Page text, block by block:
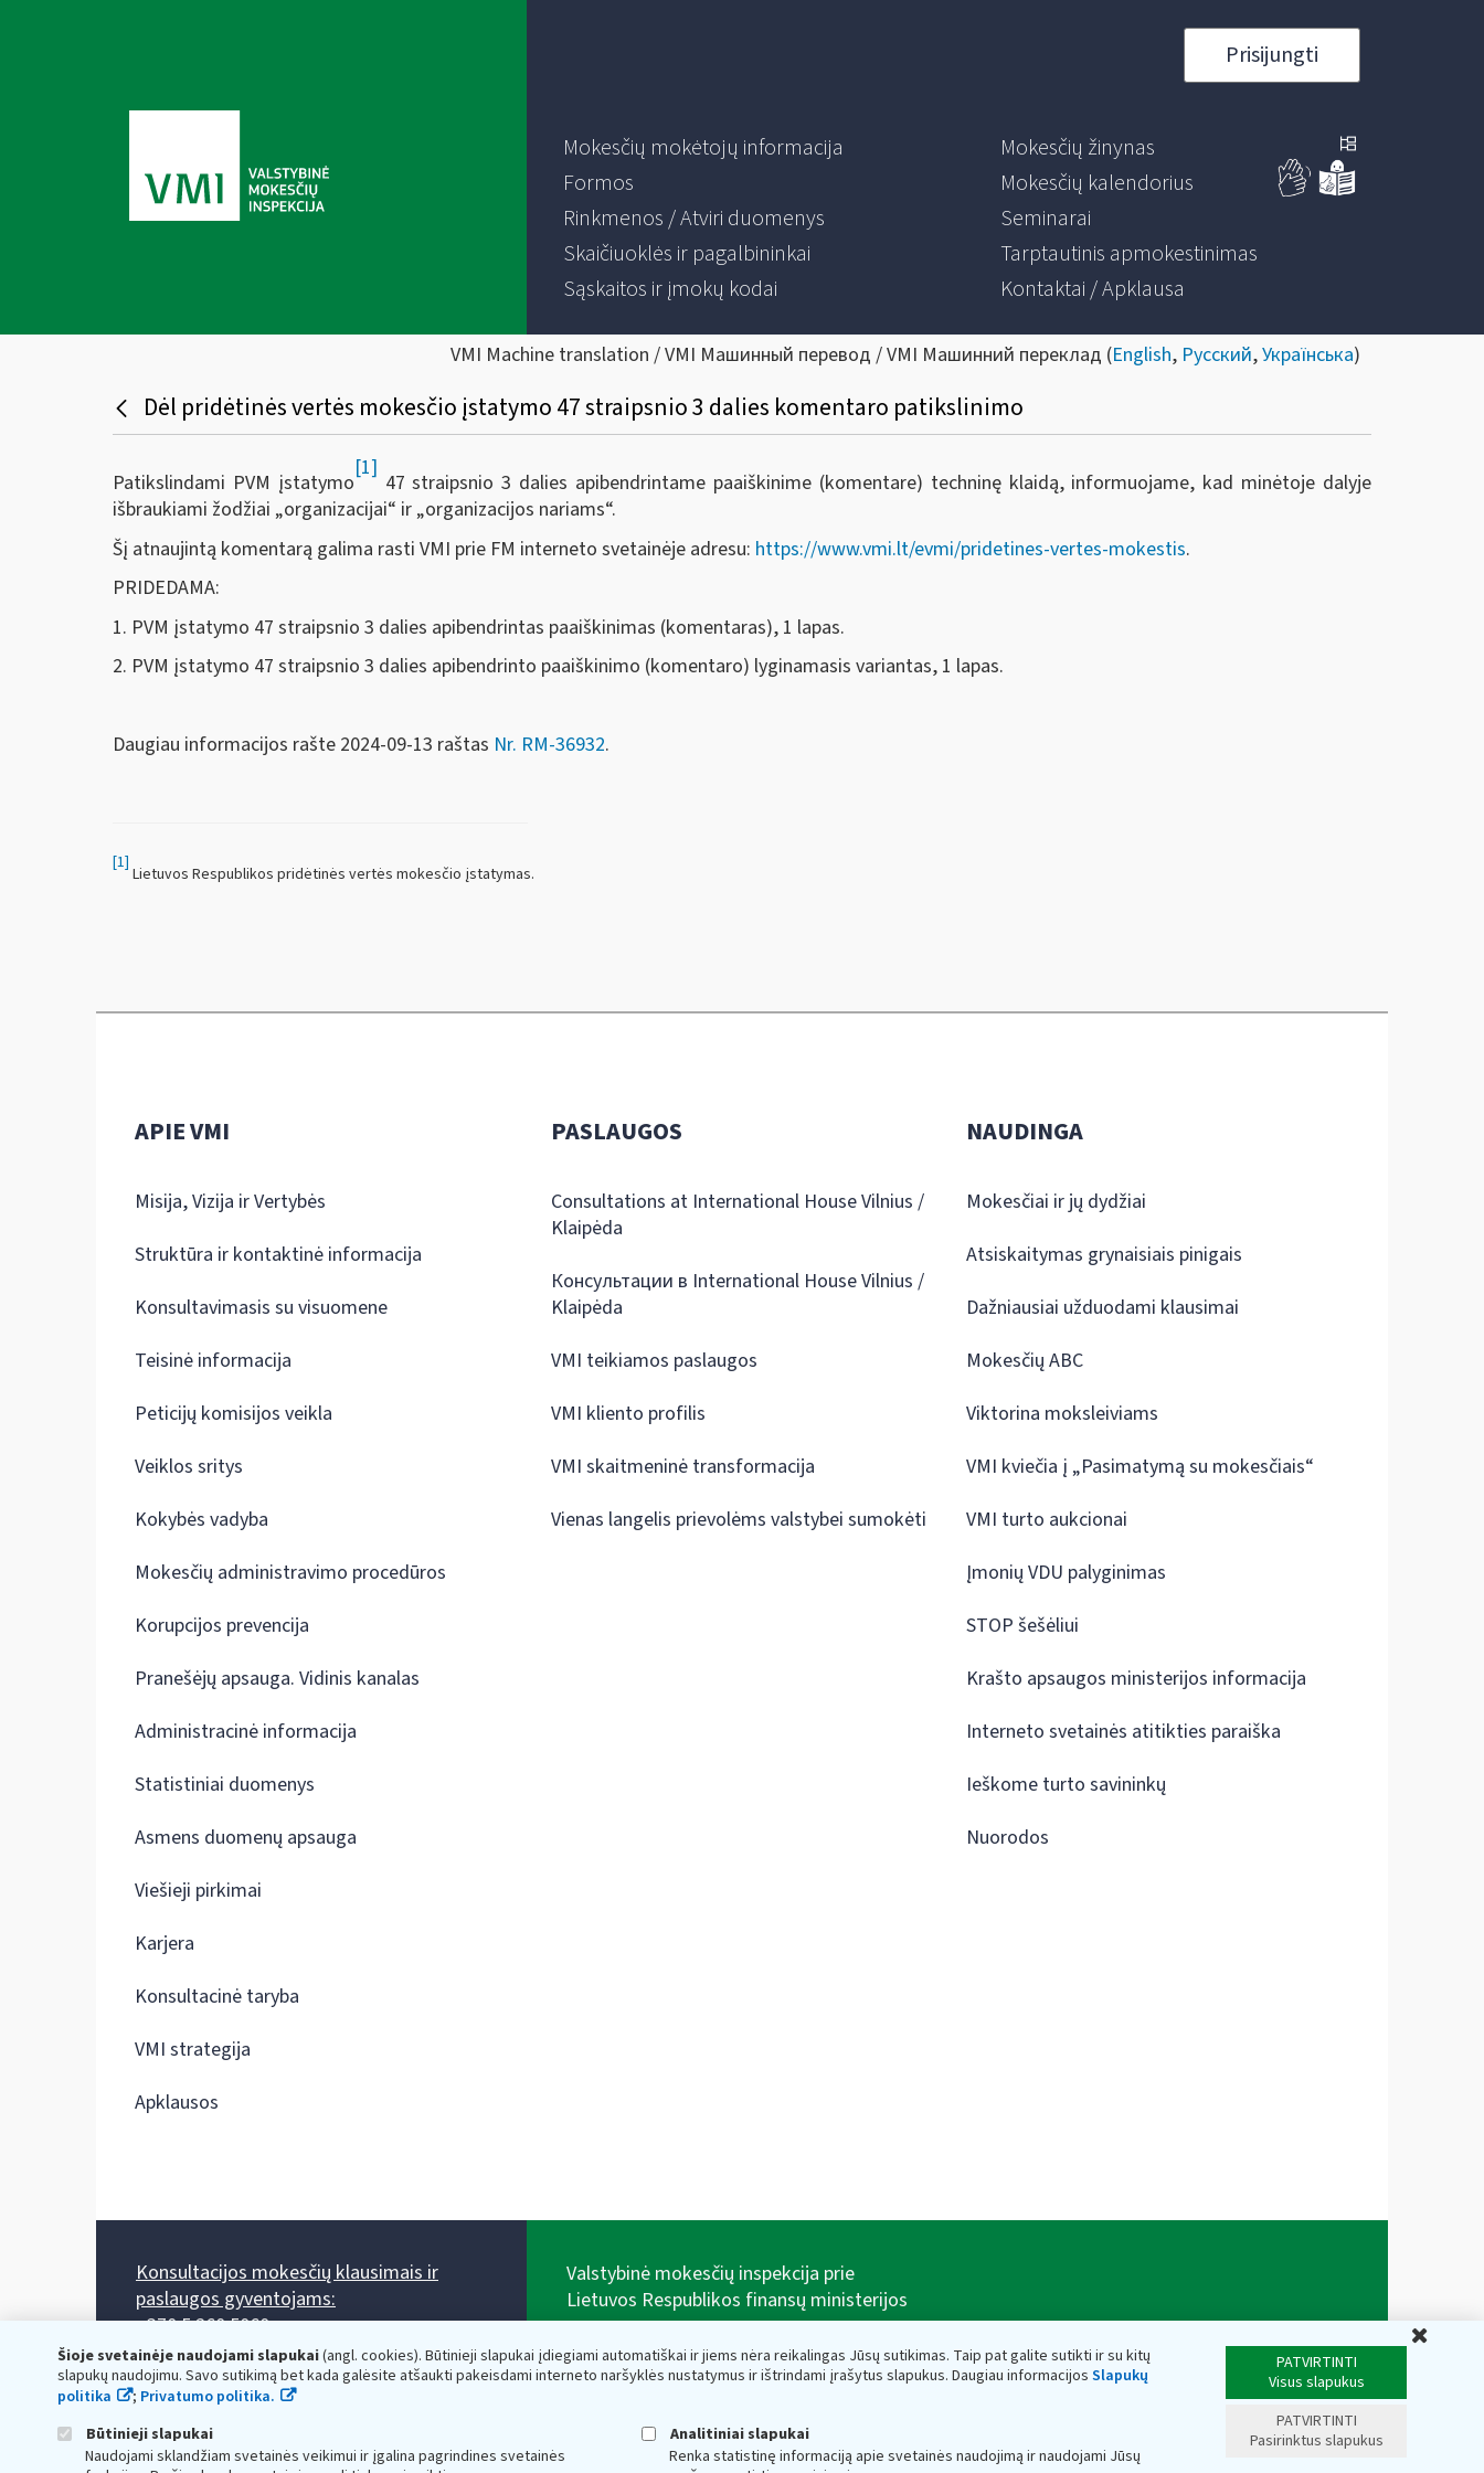
Prisijungti
Mokesčių mokėtojų informacija
Formos
Rinkmenos / Atviri duomenys
Skaičiuoklės ir pagalbininkai
Sąskaitos ir įmokų kodai
Mokesčių žinynas
Mokesčių kalendorius
Seminarai
Tarptautinis apmokestinimas
Kontaktai / Apklausa
VMI Machine translation / VMI Машинный перевод / VMI Машинний переклад (English, Русский,Українська)
Dėl pridėtinės vertės mokesčio įstatymo 47 straipsnio 3 dalies komentaro patikslinimo
Patikslindami PVM įstatymo
[1]
47 straipsnio 3 dalies apibendrintame paaiškinime (komentare) techninę klaidą, informuojame, kad minėtoje dalyje
išbraukiami žodžiai „organizacijai“ ir „organizacijos nariams“.
Šį atnaujintą komentarą galima rasti VMI prie FM interneto svetainėje adresu: https://www.vmi.lt/evmi/pridetines-vertes-mokestis.
PRIDEDAMA:
1. PVM įstatymo 47 straipsnio 3 dalies apibendrintas paaiškinimas (komentaras), 1 lapas.
2. PVM įstatymo 47 straipsnio 3 dalies apibendrinto paaiškinimo (komentaro) lyginamasis variantas, 1 lapas.
Daugiau informacijos rašte 2024-09-13 raštas Nr. RM-36932.
[1]
Lietuvos Respublikos pridėtinės vertės mokesčio įstatymas.
Šioje svetainėje naudojami slapukai(angl. cookies). Būtinieji slapukai įdiegiami automatiškai ir jiems nėra reikalingas Jūsų sutikimas. Taip pat galite sutikti ir su kitų
slapukų naudojimu. Savo sutikimą bet kada galėsite atšaukti pakeisdami interneto naršyklės nustatymus ir ištrindami įrašytus slapukus. Daugiau informacijos Slapukų
politika
; Privatumo politika.
Būtinieji slapukai
Naudojami sklandžiam svetainės veikimui ir įgalina pagrindines svetainės
Analitiniai slapukai
Renka statistinę informaciją apie svetainės naudojimą ir naudojami Jūsų
PATVIRTINTI
Visus slapukus
PATVIRTINTI
Pasirinktus slapukus
APIE VMI
Misija, Vizija ir Vertybės
Struktūra ir kontaktinė informacija
Konsultavimasis su visuomene
Teisinė informacija
Peticijų komisijos veikla
Veiklos sritys
Kokybės vadyba
Mokesčių administravimo procedūros
Korupcijos prevencija
Pranešėjų apsauga. Vidinis kanalas
Administracinė informacija
Statistiniai duomenys
Asmens duomenų apsauga
Viešieji pirkimai
Karjera
Konsultacinė taryba
VMI strategija
Apklausos
PASLAUGOS
Consultations at International House Vilnius /
Klaipėda
Консультации в International House Vilnius /
Klaipėda
VMI teikiamos paslaugos
VMI kliento profilis
VMI skaitmeninė transformacija
Vienas langelis prievolėms valstybei sumokėti
NAUDINGA
Mokesčiai ir jų dydžiai
Atsiskaitymas grynaisiais pinigais
Dažniausiai užduodami klausimai
Mokesčių ABC
Viktorina moksleiviams
VMI kviečia į „Pasimatymą su mokesčiais“
VMI turto aukcionai
Įmonių VDU palyginimas
STOP šešėliui
Krašto apsaugos ministerijos informacija
Interneto svetainės atitikties paraiška
Ieškome turto savininkų
Nuorodos
Konsultacijos mokesčių klausimais ir
paslaugos gyventojams:
+370 5 260 5060
Darbo laikas: I-IV 8.00-17.00, V 8.00-15.45.
Prieššventinę dieną - viena valanda trumpiau.
Kiekvieno mėnesio antrą penktadienį 8.00 val. - 12.00 val.
Valstybinė mokesčių inspekcija prie
Lietuvos Respublikos finansų ministerijos
adresas: Vasario 16-osios g. 14, 01107 Vilnius, Lietuva,
el.paštas:vmi@vmi.lt, E. pristatymo dėžutės adresas
Lietuvos Respublikos finansų ministerijos kaupiami ir
saugomi Juridinių asmenų registre